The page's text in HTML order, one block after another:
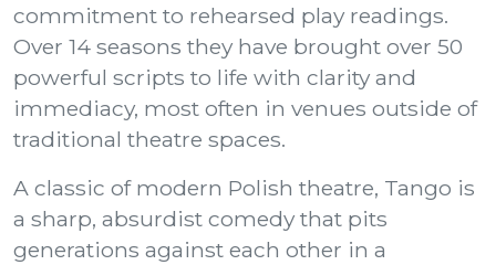
commitment to rehearsed play readings.
Over 14 seasons they have brought over 50
powerful scripts to life with clarity and
immediacy, most often in venues outside of
traditional theatre spaces.
A classic of modern Polish theatre, Tango is
a sharp, absurdist comedy that pits
generations against each other in a